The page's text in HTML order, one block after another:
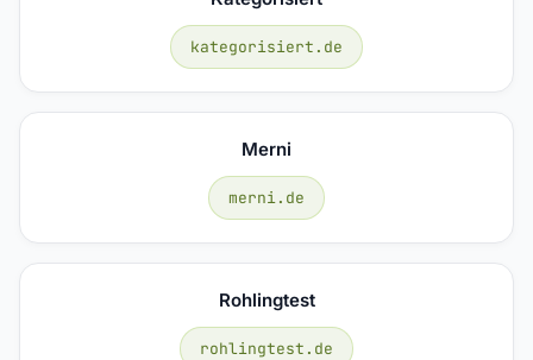
kategorisiert.de
Merni
merni.de
Rohlingtest
rohlingtest.de